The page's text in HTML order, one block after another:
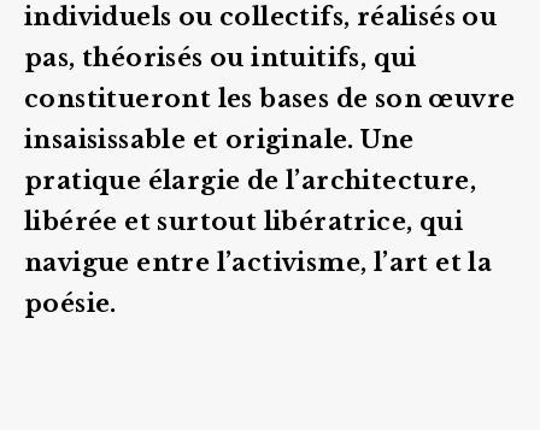
individuels ou collectifs, réalisés ou
pas, théorisés ou intuitifs, qui
constitueront les bases de son œuvre
insaisissable et originale. Une
pratique élargie de l’architecture,
libérée et surtout libératrice, qui
navigue entre l’activisme, l’art et la
poésie.